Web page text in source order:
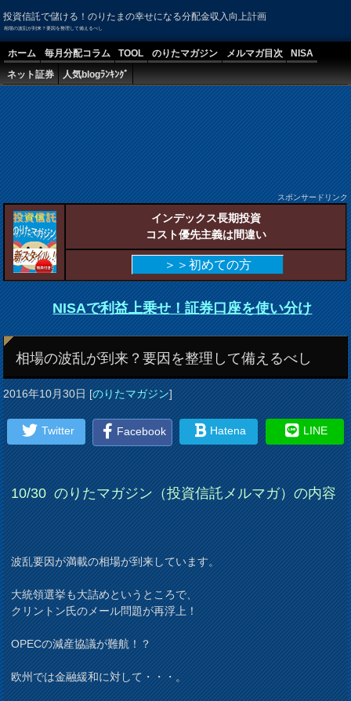
投資信託で儲ける！のりたまの幸せになる分配金収入向上計画
相場の波乱が到来？要因を整理して備えるべし
ホーム 毎月分配コラム TOOL のりたマガジン メルマガ目次
NISA
ネット証券
人気blogﾗﾝｷﾝｸﾞ
スポンサードリンク
インデックス長期投資
コスト優先主義は間違い
＞＞初めての方
NISAで利益上乗せ！証券口座を使い分け
相場の波乱が到来？要因を整理して備えるべし
2016年10月30日[のりたマガジン]
Twitter Facebook Hatena LINE
10/30 のりたマガジン（投資信託メルマガ）の内容
波乱要因が満載の相場が到来しています。
大統領選挙も大詰めというところで、
クリントン氏のメール問題が再浮上！
OPECの減産協議が難航！？
欧州では金融緩和に対して・・・。